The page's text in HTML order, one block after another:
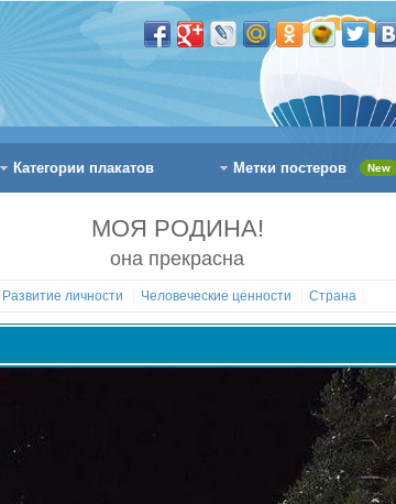
Категории плакатов Метки постеров New
МОЯ РОДИНА!
она прекрасна
Развитие личности Человеческие ценности Страна